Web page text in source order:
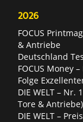
2026
FOCUS
& Antriebe
Deutschland
FOCUS Money
Folge
DIE WELT –
Tore & Antriebe)
DIE WELT –